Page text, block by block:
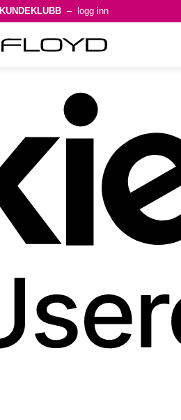
KUNDEKLUBB – logg inn